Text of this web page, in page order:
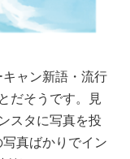
ャン新語・流行
だそうです。見
スタに写真を投
真ばかりでイン